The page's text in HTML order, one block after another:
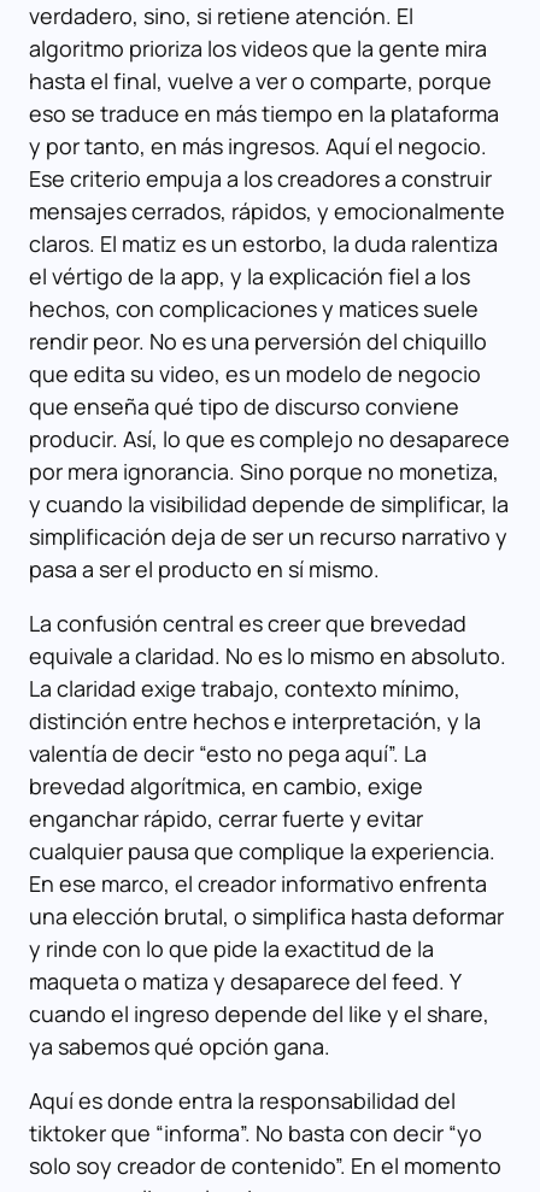
verdadero, sino, si retiene atención. El
algoritmo prioriza los videos que la gente mira
hasta el final, vuelve a ver o comparte, porque
eso se traduce en más tiempo en la plataforma
y por tanto, en más ingresos. Aquí el negocio.
Ese criterio empuja a los creadores a construir
mensajes cerrados, rápidos, y emocionalmente
claros. El matiz es un estorbo, la duda ralentiza
el vértigo de la app, y la explicación fiel a los
hechos, con complicaciones y matices suele
rendir peor. No es una perversión del chiquillo
que edita su video, es un modelo de negocio
que enseña qué tipo de discurso conviene
producir. Así, lo que es complejo no desaparece
por mera ignorancia. Sino porque no monetiza,
y cuando la visibilidad depende de simplificar, la
simplificación deja de ser un recurso narrativo y
pasa a ser el producto en sí mismo.
La confusión central es creer que brevedad
equivale a claridad. No es lo mismo en absoluto.
La claridad exige trabajo, contexto mínimo,
distinción entre hechos e interpretación, y la
valentía de decir “esto no pega aquí”. La
brevedad algorítmica, en cambio, exige
enganchar rápido, cerrar fuerte y evitar
cualquier pausa que complique la experiencia.
En ese marco, el creador informativo enfrenta
una elección brutal, o simplifica hasta deformar
y rinde con lo que pide la exactitud de la
maqueta o matiza y desaparece del feed. Y
cuando el ingreso depende del like y el share,
ya sabemos qué opción gana.
Aquí es donde entra la responsabilidad del
tiktoker que “informa”. No basta con decir “yo
solo soy creador de contenido”. En el momento